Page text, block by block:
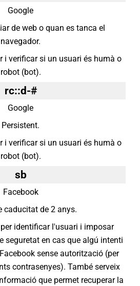
Google
de web o quan es tanca el
navegador.
i verificar si un usuari és humà o
robot (bot).
rc::d-#
Google
Persistent.
i verificar si un usuari és humà o
robot (bot).
sb
Facebook
caducitat de 2 anys.
identificar l'usuari i imposar
seguretat en cas que algú intenti
sense autorització (per
contrasenyes). També serveix
que permet recuperar la